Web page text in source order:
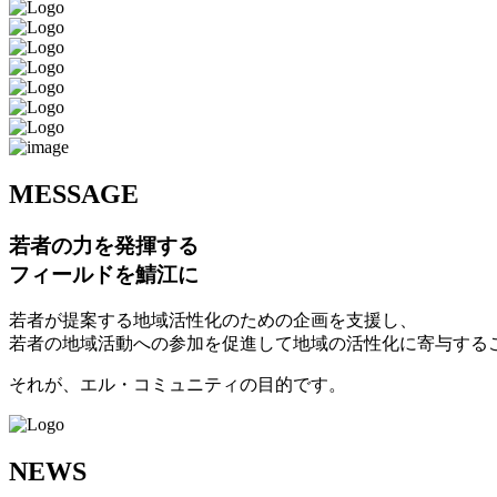
MESSAGE
若者の力を発揮する
フィールドを鯖江に
若者が提案する地域活性化のための企画を支援し、
若者の地域活動への参加を促進して地域の活性化に寄与する
それが、エル・コミュニティの目的です。
NEWS